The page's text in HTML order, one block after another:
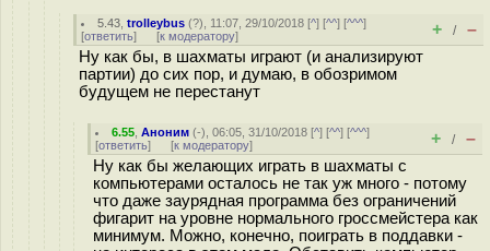
5.43 ,trolleybus (?), 11:07, 29/10/2018 [^] [^^] [^^^]
[ответить] [к модератору] + / –
Ну как бы, в шахматы играют (и анализируют
партии) до сих пор, и думаю, в обозримом
будущем не перестанут
6.55 ,Аноним (-), 06:05, 31/10/2018 [^] [^^] [^^^]
[ответить] [к модератору] + / –
Ну как бы желающих играть в шахматы с
компьютерами осталось не так уж много - потому
что даже заурядная программа без ограничений
фигарит на уровне нормального гроссмейстера как
минимум. Можно, конечно, поиграть в поддавки -